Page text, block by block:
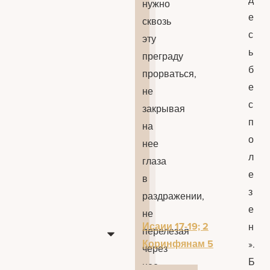
нужно
сквозь
эту
преграду
прорваться,
не
закрывая
на
нее
глаза
в
раздражении,
не
перелезая
через
нее,
Исаии 17-19; 2
Коринфянам 5
е
с
ь
б
е
с
п
о
л
е
з
е
н
».
Б